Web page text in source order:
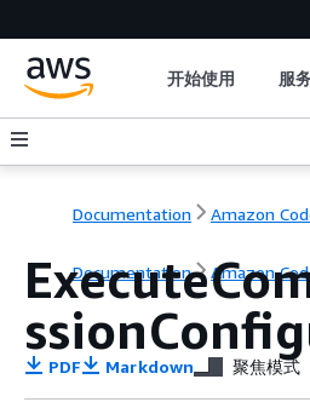
开始使用 服
Documentation Amazon
Documentation Amazon
PDF Markdown 聚焦模式